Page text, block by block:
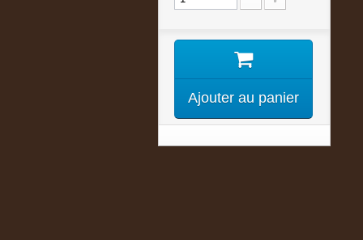
Ajouter au panier